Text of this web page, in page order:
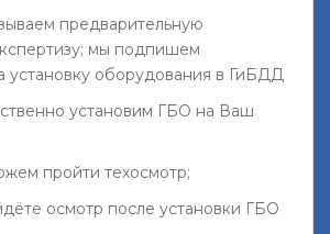
предварительную
мы подпишем
установку оборудования в ГиБДД
установим ГБО на Ваш
пройти техосмотр;
осмотр после установки ГБО